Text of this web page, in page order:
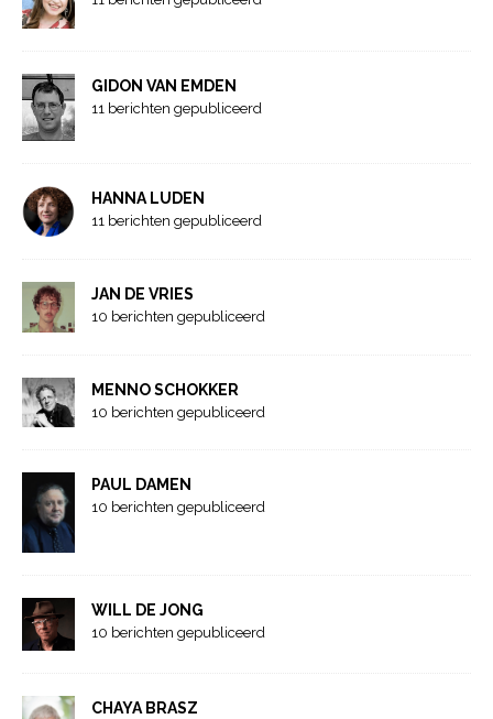
GIDON VAN EMDEN
11 berichten gepubliceerd
HANNA LUDEN
11 berichten gepubliceerd
JAN DE VRIES
10 berichten gepubliceerd
MENNO SCHOKKER
10 berichten gepubliceerd
PAUL DAMEN
10 berichten gepubliceerd
WILL DE JONG
10 berichten gepubliceerd
CHAYA BRASZ